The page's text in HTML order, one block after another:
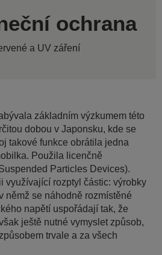
ochrana
a UV záření
základním výzkumem této
dobou v Japonsku, kde se
takové funkce obrátila jedna
Použila licenčně
Particles Devices).
využívající rozptyl částic: výrobky
němž se náhodně rozmístěné
napětí uspořádají tak, že
ještě nutné vymyslet způsob,
trvale a za všech